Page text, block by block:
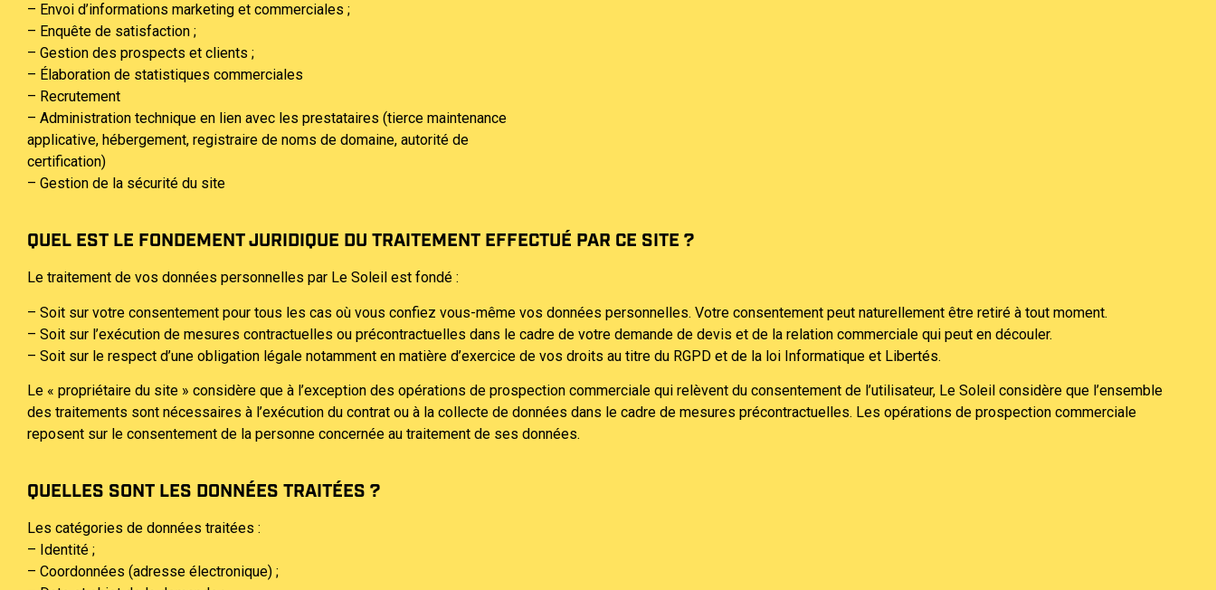
– Envoi d’informations marketing et commerciales ;
– Enquête de satisfaction ;
– Gestion des prospects et clients ;
– Élaboration de statistiques commerciales
– Recrutement
– Administration technique en lien avec les prestataires (tierce maintenance
applicative, hébergement, registraire de noms de domaine, autorité de
certification)
– Gestion de la sécurité du site
QUEL EST LE FONDEMENT JURIDIQUE DU TRAITEMENT EFFECTUÉ PAR CE SITE ?
Le traitement de vos données personnelles par Le Soleil est fondé :
– Soit sur votre consentement pour tous les cas où vous confiez vous-même vos données personnelles. Votre consentement peut naturellement être retiré à tout moment.
– Soit sur l’exécution de mesures contractuelles ou précontractuelles dans le cadre de votre demande de devis et de la relation commerciale qui peut en découler.
– Soit sur le respect d’une obligation légale notamment en matière d’exercice de vos droits au titre du RGPD et de la loi Informatique et Libertés.
Le « propriétaire du site » considère que à l’exception des opérations de prospection commerciale qui relèvent du consentement de l’utilisateur, Le Soleil considère que l’ensemble
des traitements sont nécessaires à l’exécution du contrat ou à la collecte de données dans le cadre de mesures précontractuelles. Les opérations de prospection commerciale
reposent sur le consentement de la personne concernée au traitement de ses données.
QUELLES SONT LES DONNÉES TRAITÉES ?
Les catégories de données traitées :
– Identité ;
– Coordonnées (adresse électronique) ;